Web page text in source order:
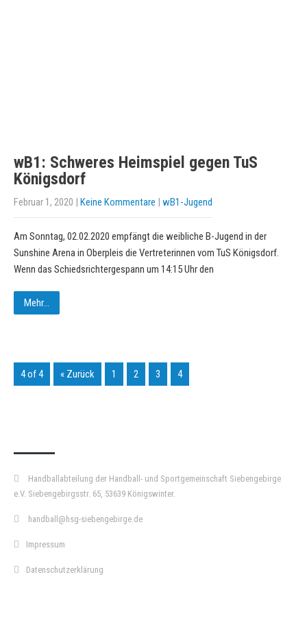
wB1: Schweres Heimspiel gegen TuS
Königsdorf
Februar 1, 2020 | Keine Kommentare | wB1-Jugend
Am Sonntag, 02.02.2020 empfängt die weibliche B-Jugend in der
Sunshine Arena in Oberpleis die Vertreterinnen vom TuS Königsdorf.
Wenn das Schiedsrichtergespann um 14:15 Uhr den
Mehr...
4 of 4 « Zurück 1 2 3 4
Handballabteilung der Handball- und Sportgemeinschaft Siebengebirge
e.V. Siebengebirgsstr. 65, 53639 Königswinter.
handball@hsg-siebengebirge.de
Impressum
Datenschutzerklärung